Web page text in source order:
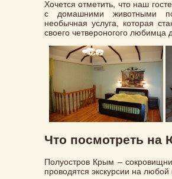
Хочется отметить, что наш
с домашними животными по
необычная услуга, которая
своего четвероногого любимца
Что посмотреть на
Полуостров Крым –
проводятся экскурсии на любой